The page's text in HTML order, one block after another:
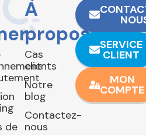
de
À
propos
Cas
clients
Notre
blog
Contactez-
nous
SERVICE
CLIENT
MON
COMPTE